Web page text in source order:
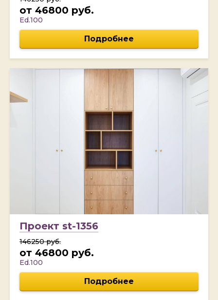
от 46800 руб.
Ed.100
Подробнее
Проект st-1356
146250 руб.
от 46800 руб.
Ed.100
Подробнее